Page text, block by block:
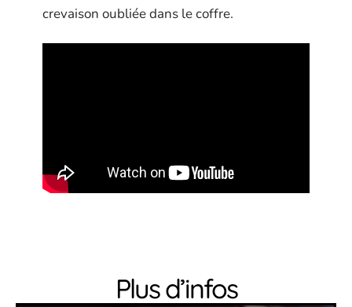
crevaison oubliée dans le coffre.
Plus d’infos